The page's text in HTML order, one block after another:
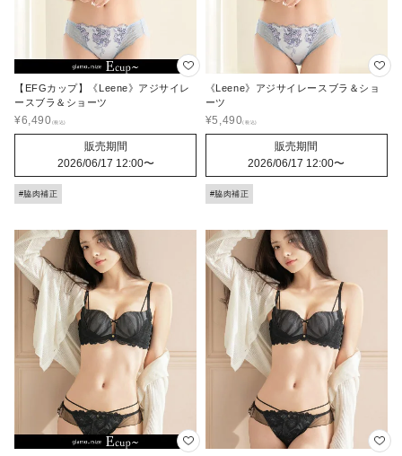
【EFGカップ】《Leene》アジサイレ
ースブラ＆ショーツ
¥6,490
販売期間
2026/06/17 12:00〜
#脇肉補正
《Leene》アジサイレースブラ＆ショ
ーツ
¥5,490
販売期間
2026/06/17 12:00〜
#脇肉補正